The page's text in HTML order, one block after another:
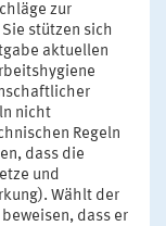
zur
stützen sich
aktuellen
nicht
Regeln
dass die
und
Wählt der
dass er